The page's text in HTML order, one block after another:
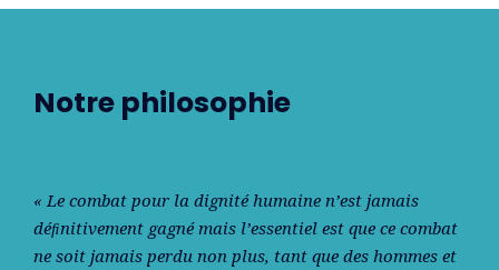
Notre philosophie
« Le combat pour la dignité humaine n’est jamais
déﬁnitivement gagné mais l’essentiel est que ce combat
ne soit jamais perdu non plus, tant que des hommes et